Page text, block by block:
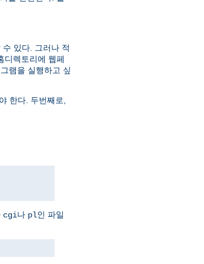
있다. 그러나 적
디렉토리에 웹페
램을 실행하고 싶
한다. 두번째로,
cgi나 pl인 파일